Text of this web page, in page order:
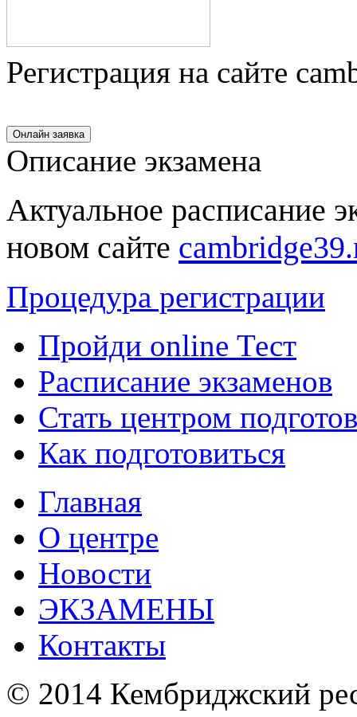
Регистрация на сайте
Описание экзамена
Актуальное расписание
новом сайте
Процедура регистрации
Пройди online Тест
Расписание экзаменов
Стать центром
Как подготовиться
Главная
О центре
Новости
ЭКЗАМЕНЫ
Контакты
© 2014 Кембриджский